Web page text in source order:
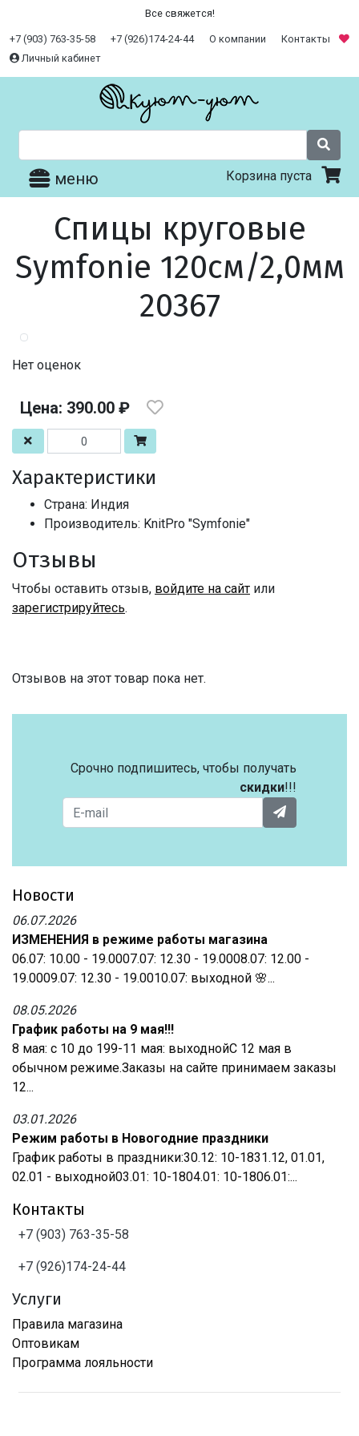
Все свяжется!
+7 (903) 763-35-58 +7 (926)174-24-44 О компании
Контакты
Личный кабинет
меню Корзина пуста
Спицы круговые
Symfonie 120см/2,0мм
20367
Нет оценок
Цена: 390.00 ₽
Характеристики
Страна: Индия
Производитель: KnitPro "Symfonie"
Отзывы
Чтобы оставить отзыв, войдите на сайт или
зарегистрируйтесь.
Отзывов на этот товар пока нет.
Срочно подпишитесь, чтобы получать
скидки!!!
Новости
06.07.2026
ИЗМЕНЕНИЯ в режиме работы магазина
06.07: 10.00 - 19.0007.07: 12.30 - 19.0008.07: 12.00 -
19.0009.07: 12.30 - 19.0010.07: выходной 🌸...
08.05.2026
График работы на 9 мая!!!
8 мая: с 10 до 199-11 мая: выходнойС 12 мая в
обычном режиме.Заказы на сайте принимаем заказы
12...
03.01.2026
Режим работы в Новогодние праздники
График работы в праздники:30.12: 10-1831.12, 01.01,
02.01 - выходной03.01: 10-1804.01: 10-1806.01:...
Контакты
+7 (903) 763-35-58
+7 (926)174-24-44
Услуги
Правила магазина
Оптовикам
Программа лояльности